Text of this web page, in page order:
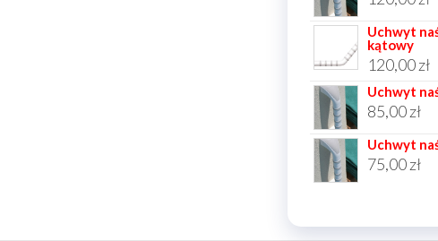
Uchwyt
kątowy
120,00zł
Uchwyt
85,00zł
Uchwyt
75,00zł